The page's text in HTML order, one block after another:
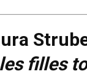
filles